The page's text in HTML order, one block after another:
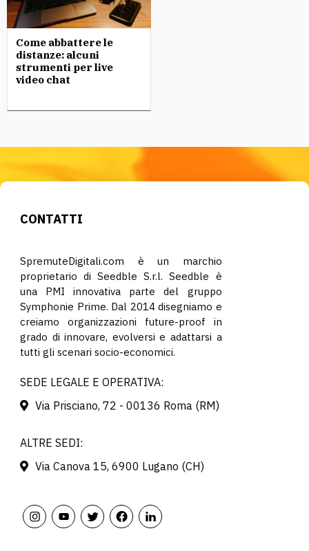
Come abbattere le
distanze: alcuni
strumenti per live
video chat
CONTATTI
SpremuteDigitali.com è un marchio
proprietario di Seedble S.r.l. Seedble è
una PMI innovativa parte del gruppo
Symphonie Prime. Dal 2014 disegniamo e
creiamo organizzazioni future-proof in
grado di innovare, evolversi e adattarsi a
tutti gli scenari socio-economici.
SEDE LEGALE E OPERATIVA:
Via Prisciano, 72 - 00136 Roma (RM)
ALTRE SEDI:
Via Canova 15, 6900 Lugano (CH)